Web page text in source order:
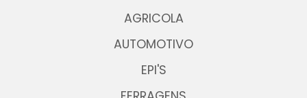
AGRICOLA
AUTOMOTIVO
EPI'S